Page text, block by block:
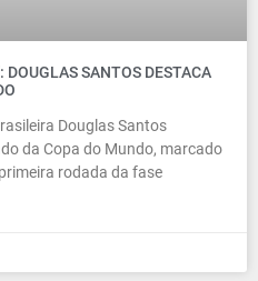
DOUGLAS SANTOS DESTACA
Douglas Santos
da Copa do Mundo, marcado
rodada da fase